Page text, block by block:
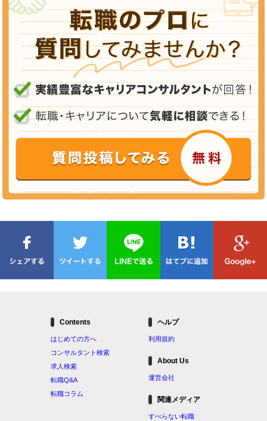
Contents
はじめての方へ
コンサルタント検索
求人検索
転職Q&A
転職コラム
ヘルプ
利用規約
About Us
運営会社
関連メディア
すべらない転職